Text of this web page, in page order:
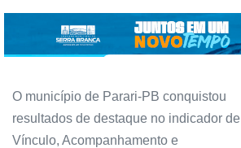
O município de Parari-PB conquistou
resultados de destaque no indicador de
Vínculo, Acompanhamento e